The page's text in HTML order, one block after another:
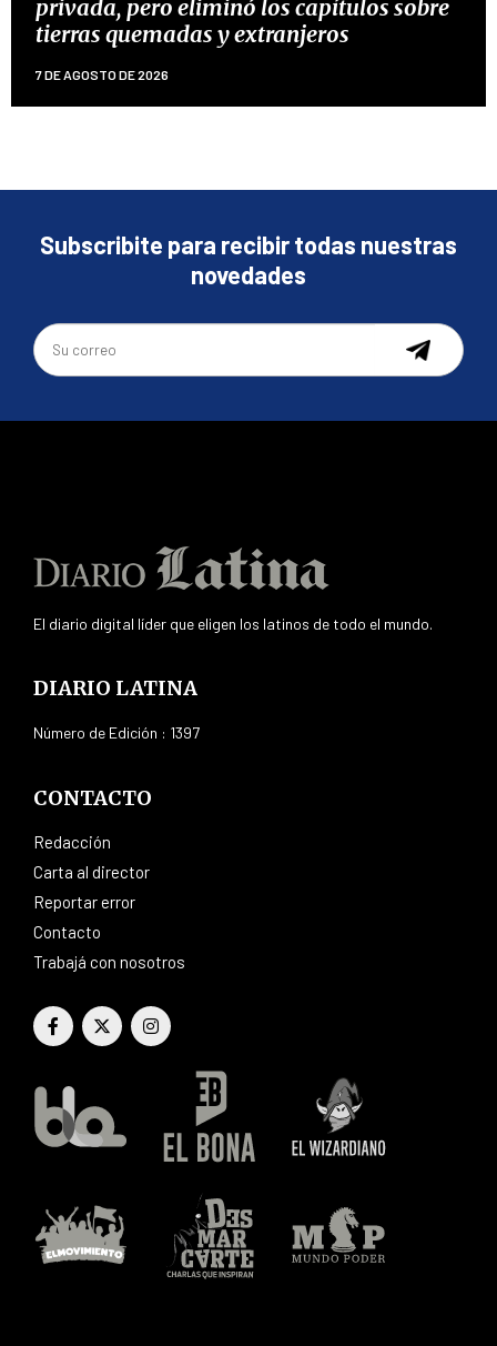
privada, pero eliminó los capítulos sobre
tierras quemadas y extranjeros
7 DE AGOSTO DE 2026
Subscribite para recibir todas nuestras
novedades
El diario digital líder que eligen los latinos de todo el mundo.
DIARIO LATINA
Número de Edición : 1397
CONTACTO
Redacción
Carta al director
Reportar error
Contacto
Trabajá con nosotros